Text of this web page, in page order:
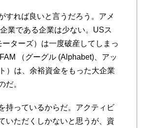
れば良いと言うだろう。アメ
業である企業は少ない。USス
ターズ）は一度破産してしまっ
（グーグル (Alphabet)、アッ
）は、余裕資金をもった大企業
だ。
持っているからだ。アクティビ
いただくしかないと思うが、資